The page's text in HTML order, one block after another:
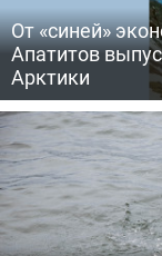
От «синей»
Апатитов
Арктики